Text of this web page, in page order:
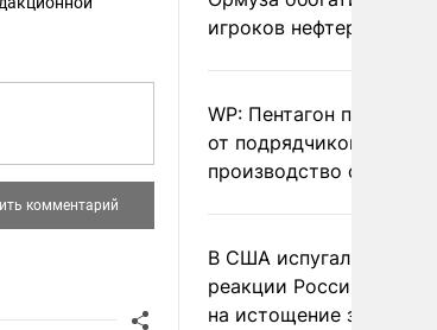
игроков нефтерынка
WP: Пентагон
от подрядчиков
производство оружия
В США испугались
реакции России и
на истощение запасов